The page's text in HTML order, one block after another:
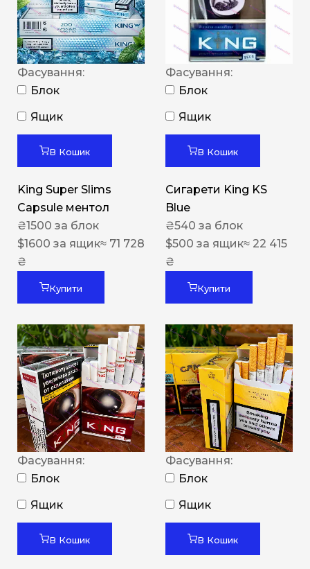
Фасування:
Блок
Ящик
В Кошик
King Super Slims
Capsule ментол
₴1500 за блок
$1600 за ящик≈ 71 728
₴
Купити
Фасування:
Блок
Ящик
В Кошик
Сигарети King KS
Blue
₴540 за блок
$500 за ящик≈ 22 415
₴
Купити
Фасування:
Блок
Ящик
В Кошик
Фасування:
Блок
Ящик
В Кошик